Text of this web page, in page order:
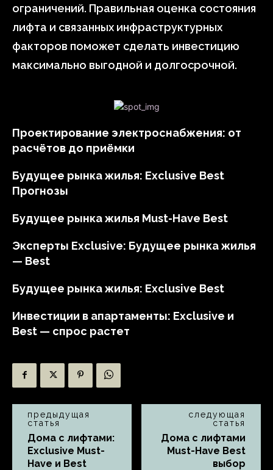
ограничений. Правильная оценка состояния
лифта и связанных инфраструктурных
факторов поможет сделать инвестицию
максимально выгодной и долгосрочной.
Проектирование электроснабжения: от
расчётов до приёмки
Будущее рынка жилья: Exclusive Best
Прогнозы
Будущее рынка жилья Must-Have Best
Эксперты Exclusive: Будущее рынка жилья
— Best
Будущее рынка жилья: Exclusive Best
Инвестиции в апартаменты: Exclusive и
Best — спрос растет
предыдущая
статья
Дома с лифтами:
Exclusive Must-
Have и Best
следующая
статья
Дома с лифтами
Must-Have Best
выбор